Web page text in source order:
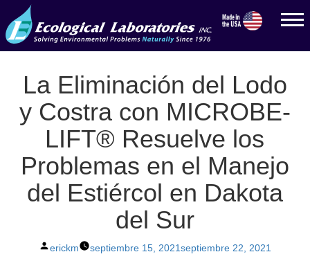
La Eliminación del Lodo
y Costra con MICROBE-
LIFT® Resuelve los
Problemas en el Manejo
del Estiércol en Dakota
del Sur
Posted
erickm septiembre 15, 2021septiembre 22, 2021